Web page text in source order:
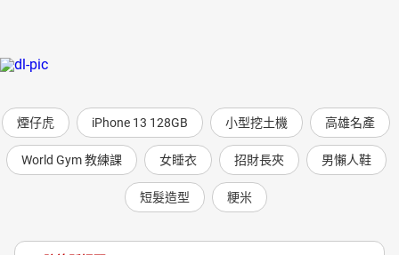
煙仔虎 iPhone 13 128GB 小型挖土機 高雄名產
World Gym 教練課 女睡衣 招財長夾 男懶人鞋
短髮造型 粳米